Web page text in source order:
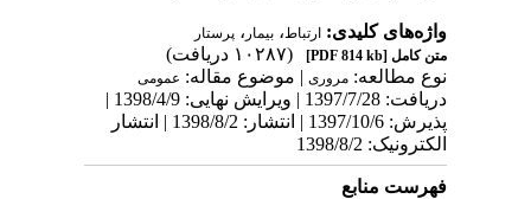
واژه‌های کلیدی: ارتباط، بیمار ، پرستار
متن کامل[PDF 814 kb]
(۱۰۲۸۷ دریافت)
نوع مطالعه: مروری| موضوع مقاله: عمومى
دریافت: 1397/7/28 | ویرایش نهایی: 1398/4/9 |
پذیرش: 1397/10/6 | انتشار: 1398/8/2 | انتشار
الکترونیک: 1398/8/2
فهرست منابع